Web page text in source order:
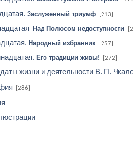
Заслуженный триумф [213]
Над Полюсом недоступности
Народный избранник [257]
Его традиции живы! [272]
жизни и деятельности В. П.
[286]